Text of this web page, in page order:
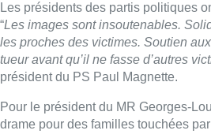
Les présidents des partis politiques
“Les images sont insoutenables.
les proches des victimes. Soutien
tueur avant qu’il ne fasse d’autres
président du PS Paul Magnette.
Pour le président du MR Georges-
drame pour des familles touchées